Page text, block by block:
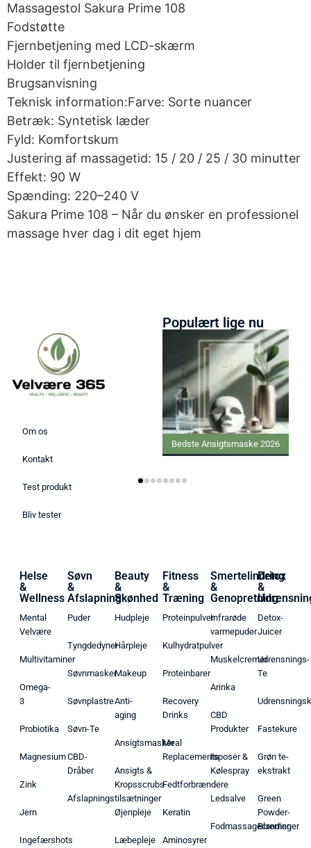
Massagestol Sakura Prime 108
Fodstøtte
Fjernbetjening med LCD-skærm
Holder til fjernbetjening
Brugsanvisning
Teknisk information:Farve: Sorte nuancer
Betræk: Syntetisk læder
Fyld: Komfortskum
Justering af massagetid: 15 / 20 / 25 / 30 minutter
Effekt: 90 W
Spænding: 220–240 V
Sakura Prime 108 – Når du ønsker en professionel
massage hver dag i dit eget hjem
Om os
Kontakt
Test produkt
Bliv tester
Populært lige nu
Bedste Ginseng tilskud 2026
Helse
&
Wellness
Mental
Velvære
Multivitaminer
Omega-
3
Probiotika
Magnesium
Zink
Jern
Ingefærshots
Søvn
&
Afslapning
Puder
Tyngdedyner
Søvnmasker
Søvnplastre
Søvn-Te
CBD-
Dråber
Afslapningstilsætninger
Beauty
&
Skønhed
Hudpleje
Hårpleje
Makeup
Anti-
aging
Ansigtsmasker
Ansigts &
Kropsscrubs
Øjenpleje
Læbepleje
Fitness
&
Træning
Proteinpulver
Kulhydratpulver
Proteinbarer
Recovery
Drinks
Meal
Replacements
Fedtforbrændere
Keratin
Aminosyrer
Smertelindring
&
Genopretning
Infrarøde
varmepuder
Muskelcremer
Arinka
CBD
Produkter
Isposer &
Kølespray
Ledsalve
Fodmassagecremer
Detox
&
Detox-
Juicer
Udrensnings-
Te
Fastekure
Grøn te-
ekstrakt
Green
Powder-
Blandinger